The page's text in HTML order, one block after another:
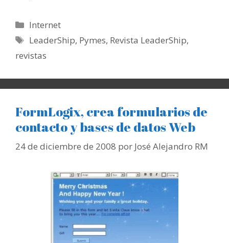
Categorías
Internet
Etiquetas
LeaderShip, Pymes, Revista LeaderShip,
revistas
FormLogix, crea formularios de
contacto y bases de datos Web
24 de diciembre de 2008 por José Alejandro RM